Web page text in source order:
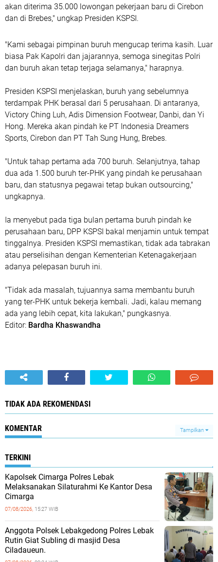
akan diterima 35.000 lowongan pekerjaan baru di Cirebon
dan di Brebes," ungkap Presiden KSPSI.
"Kami sebagai pimpinan buruh mengucap terima kasih. Luar
biasa Pak Kapolri dan jajarannya, semoga sinegitas Polri
dan buruh akan tetap terjaga selamanya," harapnya.
Presiden KSPSI menjelaskan, buruh yang sebelumnya
terdampak PHK berasal dari 5 perusahaan. Di antaranya,
Victory Ching Luh, Adis Dimension Footwear, Danbi, dan Yi
Hong. Mereka akan pindah ke PT Indonesia Dreamers
Sports, Cirebon dan PT Tah Sung Hung, Brebes.
"Untuk tahap pertama ada 700 buruh. Selanjutnya, tahap
dua ada 1.500 buruh ter-PHK yang pindah ke perusahaan
baru, dan statusnya pegawai tetap bukan outsourcing,"
ungkapnya.
Ia menyebut pada tiga bulan pertama buruh pindah ke
perusahaan baru, DPP KSPSI bakal menjamin untuk tempat
tinggalnya. Presiden KSPSI memastikan, tidak ada tabrakan
atau perselisihan dengan Kementerian Ketenagakerjaan
adanya pelepasan buruh ini.
"Tidak ada masalah, tujuannya sama membantu buruh
yang ter-PHK untuk bekerja kembali. Jadi, kalau memang
ada yang lebih cepat, kita lakukan," pungkasnya.
Editor: Bardha Khaswandha
TIDAK ADA REKOMENDASI
KOMENTAR Tampilkan
TERKINI
Kapolsek Cimarga Polres Lebak
Melaksanakan Silaturahmi Ke Kantor Desa
Cimarga
07/08/2026, 15:27 WIB
Anggota Polsek Lebakgedong Polres Lebak
Rutin Giat Subling di masjid Desa
Ciladaueun.